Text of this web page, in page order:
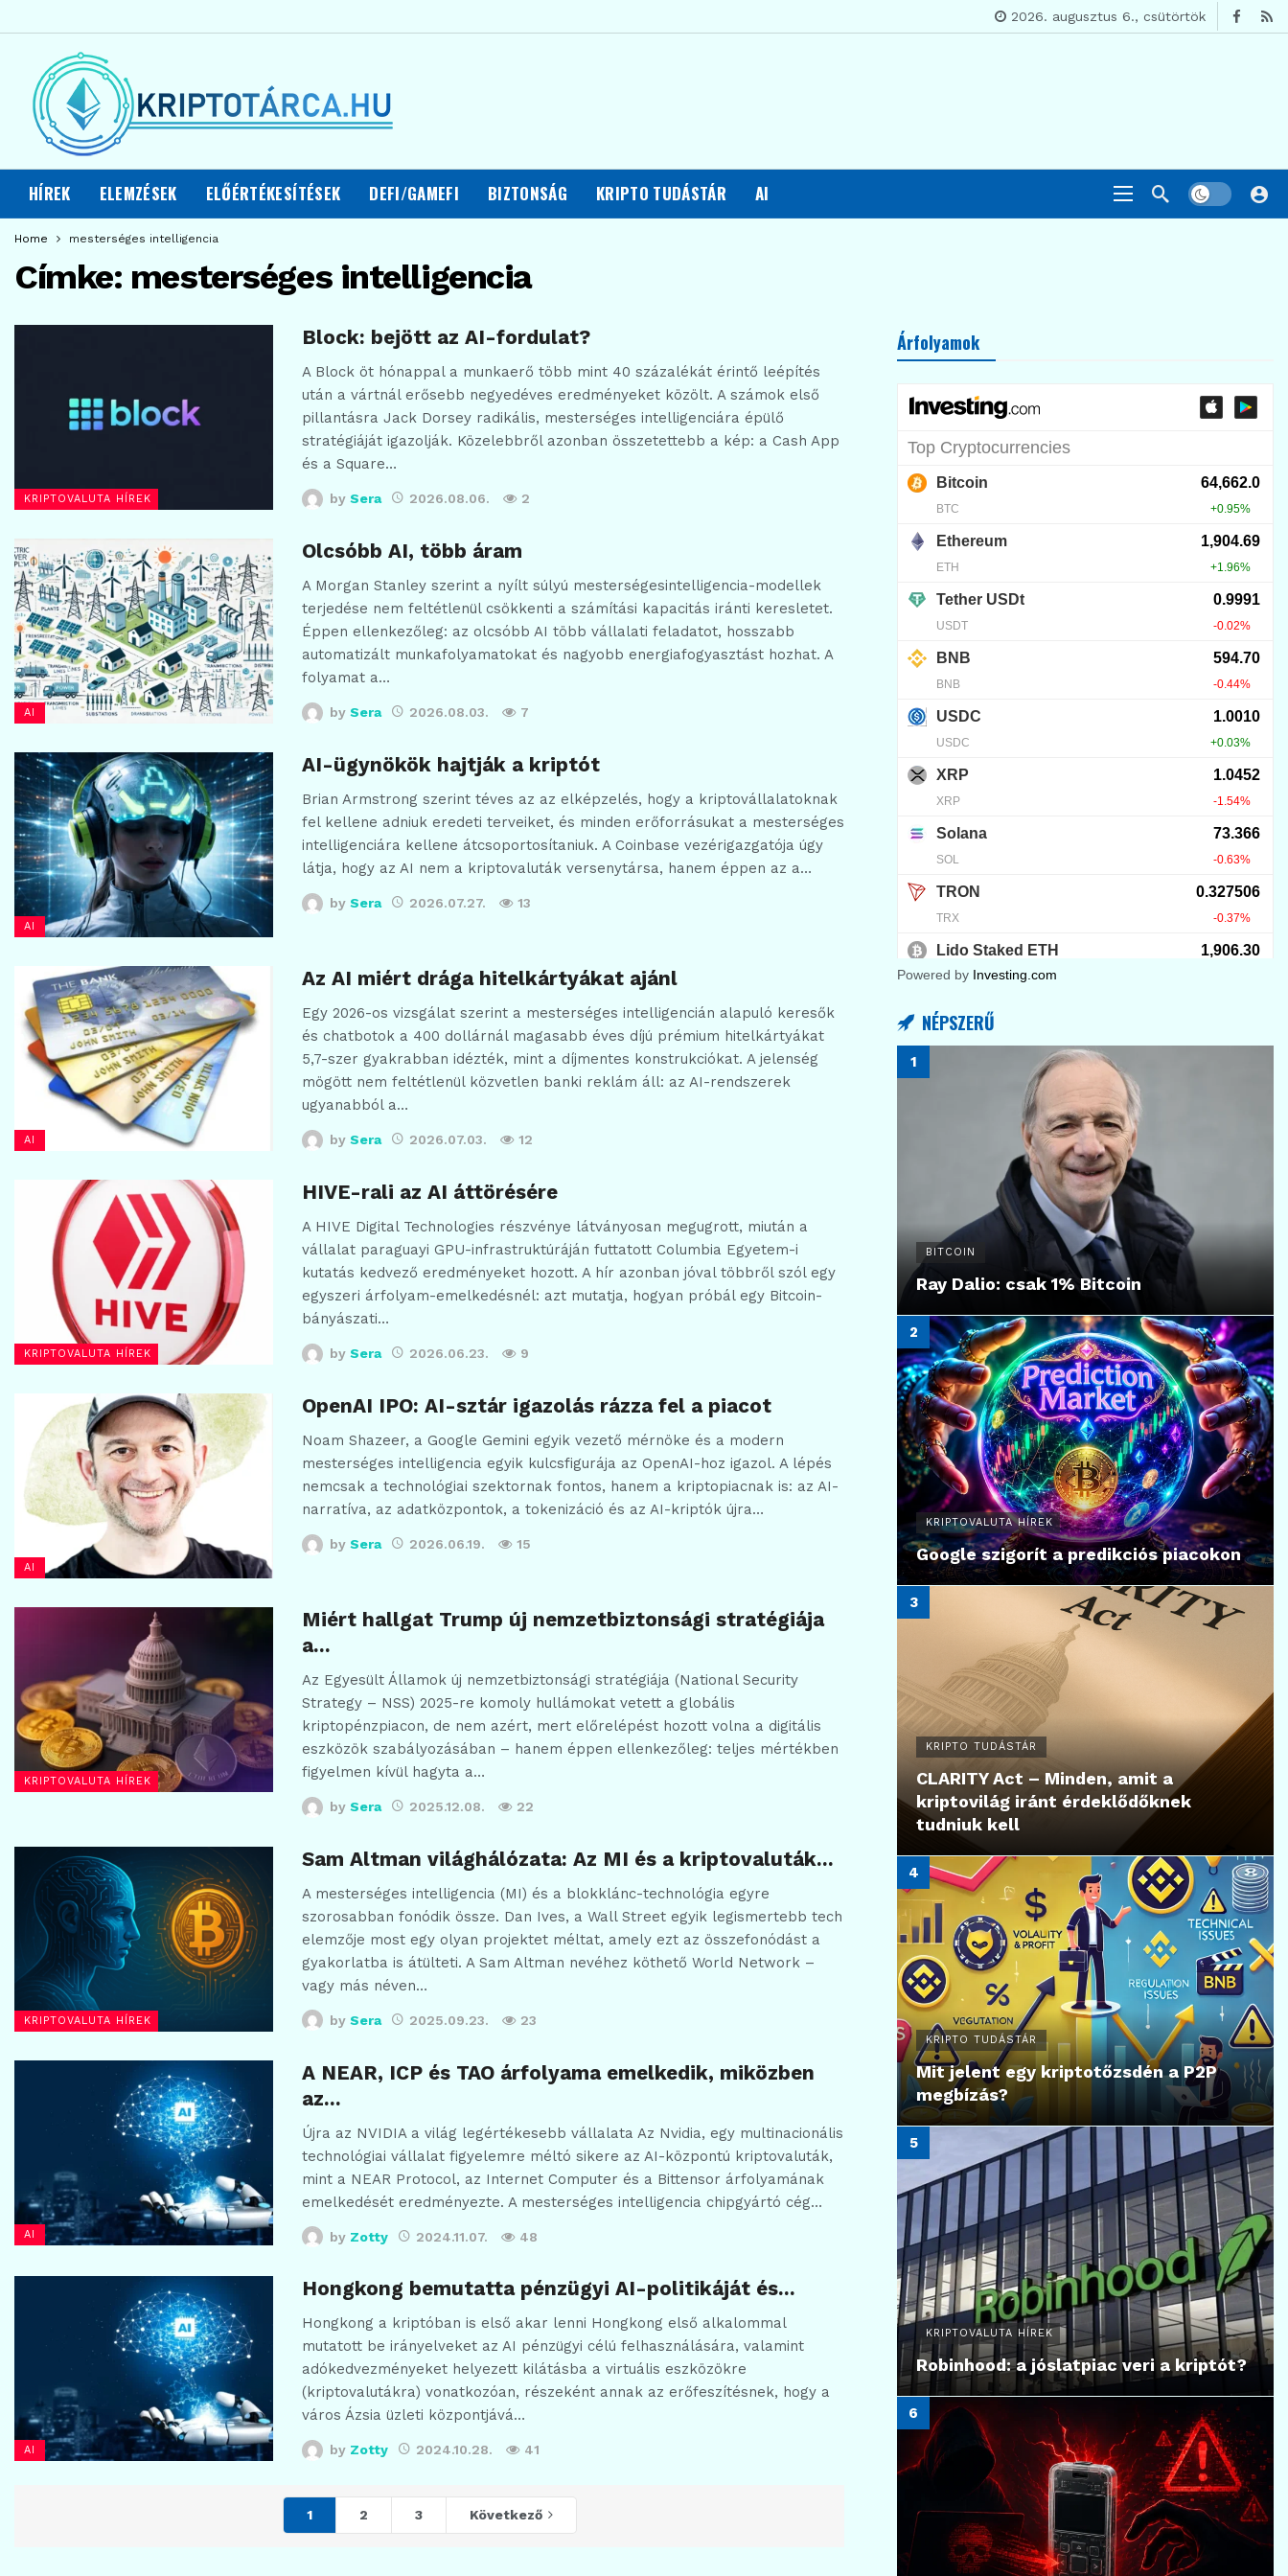
2026. augusztus 6., csütörtök
HÍREK ELEMZÉSEK ELŐÉRTÉKESÍTÉSEK DEFI/GAMEFI BIZTONSÁG KRIPTO TUDÁSTÁR AI
Home mesterséges intelligencia
Címke: mesterséges intelligencia
KRIPTOVALUTA HÍREK
Block: bejött az AI-fordulat?
A Block öt hónappal a munkaerő több mint 40 százalékát érintő leépítés
után a vártnál erősebb negyedéves eredményeket közölt. A számok első
pillantásra Jack Dorsey radikális, mesterséges intelligenciára épülő
stratégiáját igazolják. Közelebbről azonban összetettebb a kép: a Cash App
és a Square…
by Sera 2026.08.06. 2
AI
Olcsóbb AI, több áram
A Morgan Stanley szerint a nyílt súlyú mesterségesintelligencia-modellek
terjedése nem feltétlenül csökkenti a számítási kapacitás iránti keresletet.
Éppen ellenkezőleg: az olcsóbb AI több vállalati feladatot, hosszabb
automatizált munkafolyamatokat és nagyobb energiafogyasztást hozhat. A
folyamat a…
by Sera 2026.08.03. 7
AI
AI-ügynökök hajtják a kriptót
Brian Armstrong szerint téves az az elképzelés, hogy a kriptovállalatoknak
fel kellene adniuk eredeti terveiket, és minden erőforrásukat a mesterséges
intelligenciára kellene átcsoportosítaniuk. A Coinbase vezérigazgatója úgy
látja, hogy az AI nem a kriptovaluták versenytársa, hanem éppen az a…
by Sera 2026.07.27. 13
AI
Az AI miért drága hitelkártyákat ajánl
Egy 2026-os vizsgálat szerint a mesterséges intelligencián alapuló keresők
és chatbotok a 400 dollárnál magasabb éves díjú prémium hitelkártyákat
5,7-szer gyakrabban idézték, mint a díjmentes konstrukciókat. A jelenség
mögött nem feltétlenül közvetlen banki reklám áll: az AI-rendszerek
ugyanabból a…
by Sera 2026.07.03. 12
KRIPTOVALUTA HÍREK
HIVE-rali az AI áttörésére
A HIVE Digital Technologies részvénye látványosan megugrott, miután a
vállalat paraguayi GPU-infrastruktúráján futtatott Columbia Egyetem-i
kutatás kedvező eredményeket hozott. A hír azonban jóval többről szól egy
egyszeri árfolyam-emelkedésnél: azt mutatja, hogyan próbál egy Bitcoin-
bányászati…
by Sera 2026.06.23. 9
AI
OpenAI IPO: AI-sztár igazolás rázza fel a piacot
Noam Shazeer, a Google Gemini egyik vezető mérnöke és a modern
mesterséges intelligencia egyik kulcsfigurája az OpenAI-hoz igazol. A lépés
nemcsak a technológiai szektornak fontos, hanem a kriptopiacnak is: az AI-
narratíva, az adatközpontok, a tokenizáció és az AI-kriptók újra…
by Sera 2026.06.19. 15
KRIPTOVALUTA HÍREK
Miért hallgat Trump új nemzetbiztonsági stratégiája
a…
Az Egyesült Államok új nemzetbiztonsági stratégiája (National Security
Strategy – NSS) 2025-re komoly hullámokat vetett a globális
kriptopénzpiacon, de nem azért, mert előrelépést hozott volna a digitális
eszközök szabályozásában – hanem éppen ellenkezőleg: teljes mértékben
figyelmen kívül hagyta a…
by Sera 2025.12.08. 22
KRIPTOVALUTA HÍREK
Sam Altman világhálózata: Az MI és a kriptovaluták…
A mesterséges intelligencia (MI) és a blokklánc-technológia egyre
szorosabban fonódik össze. Dan Ives, a Wall Street egyik legismertebb tech
elemzője most egy olyan projektet méltat, amely ezt az összefonódást a
gyakorlatba is átülteti. A Sam Altman nevéhez köthető World Network –
vagy más néven…
by Sera 2025.09.23. 23
AI
A NEAR, ICP és TAO árfolyama emelkedik, miközben
az…
Újra az NVIDIA a világ legértékesebb vállalata Az Nvidia, egy multinacionális
technológiai vállalat figyelemre méltó sikere az AI-központú kriptovaluták,
mint a NEAR Protocol, az Internet Computer és a Bittensor árfolyamának
emelkedését eredményezte. A mesterséges intelligencia chipgyártó cég…
by Zotty 2024.11.07. 48
AI
Hongkong bemutatta pénzügyi AI-politikáját és…
Hongkong a kriptóban is első akar lenni Hongkong első alkalommal
mutatott be irányelveket az AI pénzügyi célú felhasználására, valamint
adókedvezményeket helyezett kilátásba a virtuális eszközökre
(kriptovalutákra) vonatkozóan, részeként annak az erőfeszítésnek, hogy a
város Ázsia üzleti központjává…
by Zotty 2024.10.28. 41
1 2 3 Következő
Árfolyamok
Powered by Investing.com
NÉPSZERŰ
BITCOIN
Ray Dalio: csak 1% Bitcoin
KRIPTOVALUTA HÍREK
Google szigorít a predikciós piacokon
KRIPTO TUDÁSTÁR
CLARITY Act – Minden, amit a
kriptovilág iránt érdeklődőknek
tudniuk kell
KRIPTO TUDÁSTÁR
Mit jelent egy kriptotőzsdén a P2P
megbízás?
KRIPTOVALUTA HÍREK
Robinhood: a jóslatpiac veri a kriptót?